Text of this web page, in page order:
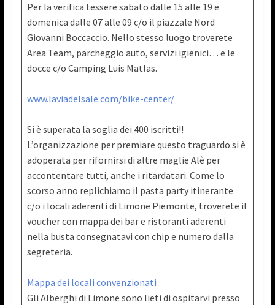
Per la verifica tessere sabato dalle 15 alle 19 e
domenica dalle 07 alle 09 c/o il piazzale Nord
Giovanni Boccaccio. Nello stesso luogo troverete
Area Team, parcheggio auto, servizi igienici… e le
docce c/o Camping Luis Matlas.
www.laviadelsale.com/bike-center/
Si è superata la soglia dei 400 iscritti!!
L’organizzazione per premiare questo traguardo si è
adoperata per rifornirsi di altre maglie Alè per
accontentare tutti, anche i ritardatari. Come lo
scorso anno replichiamo il pasta party itinerante
c/o i locali aderenti di Limone Piemonte, troverete il
voucher con mappa dei bar e ristoranti aderenti
nella busta consegnatavi con chip e numero dalla
segreteria.
Mappa dei locali convenzionati
Gli Alberghi di Limone sono lieti di ospitarvi presso